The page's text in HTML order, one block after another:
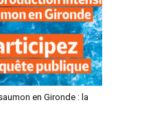
en Gironde : la